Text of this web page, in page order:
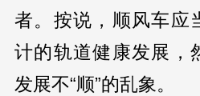
者。按说，顺风车应
计的轨道健康发展，
发展不“顺”的乱象。